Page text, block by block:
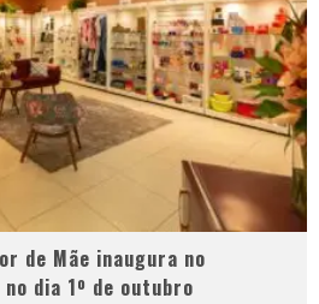
de Mãe inaugura no
dia 1º de outubro